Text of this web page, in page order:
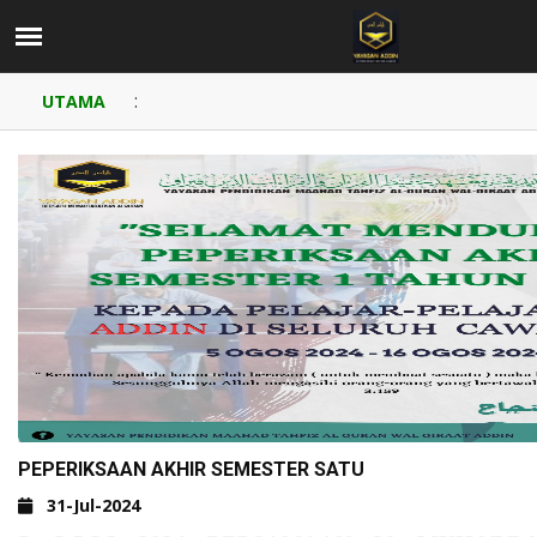
UTAMA :
PEPERIKSAAN AKHIR SEMESTER SATU
31-Jul-2024